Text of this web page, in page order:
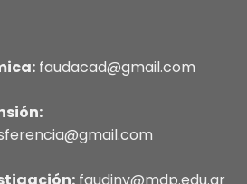
faudacad@gmail.com
faudinv@mdp.edu.ar